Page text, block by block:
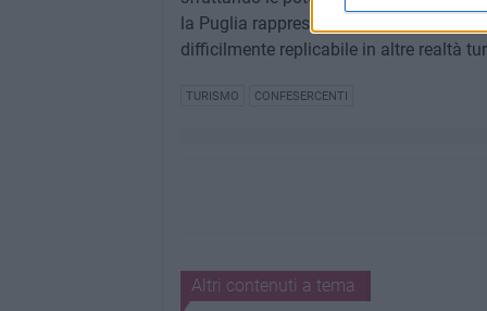
la Puglia rappresenta, pur nella sua
difficilmente replicabile in altre realtà
TURISMO CONFESERCENTI
Altri contenuti a tema